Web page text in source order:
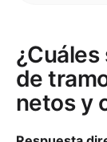
de
netos y